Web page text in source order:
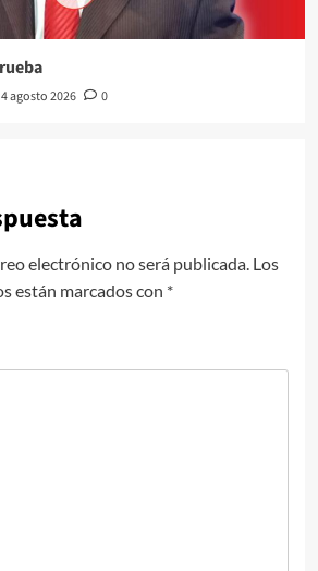
4 agosto 2026 0
electrónico no será publicada. Los
están marcados con *